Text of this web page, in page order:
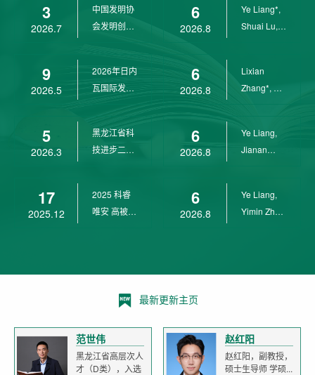
3
2026.7
中国发明协
会发明创业
9
2026.5
2026年日内
瓦国际发明
5
2026.3
黑龙江省科
技进步二等
17
2025.12
2025 科睿
唯安 高被引
6
2026.8
Ye Liang*,
Shuai Lu,
6
2026.8
Lixian
Zhang*, Ye
6
2026.8
Ye Liang,
Jianan
6
2026.8
Ye Liang,
Yimin Zhu,
最新更新主页
范世伟
黑龙江省高层次人
才（D类），入选
赵红阳
赵红阳，副教授，
硕士生导师 学硕...